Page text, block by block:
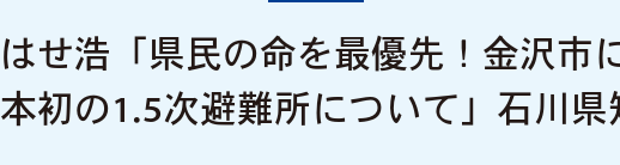
はせ浩「県民の命を最優先！金沢市
本初の1.5次避難所について」石川県